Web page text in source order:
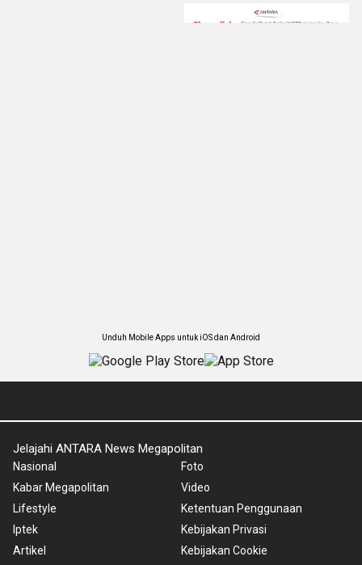
Unduh Mobile Apps untuk iOS dan Android
Jelajahi ANTARA News Megapolitan
Nasional
Kabar Megapolitan
Lifestyle
Iptek
Artikel
Foto
Video
Ketentuan Penggunaan
Kebijakan Privasi
Kebijakan Cookie